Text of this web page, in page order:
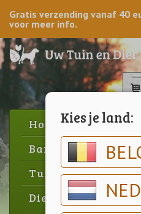
Kies je land:
Gratis verzending vanaf 40
voor meer info.
Home
Barbecue
Tuin
Dier